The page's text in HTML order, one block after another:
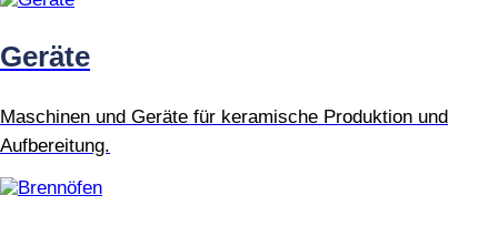
Geräte
Maschinen und Geräte für keramische Produktion und
Aufbereitung.